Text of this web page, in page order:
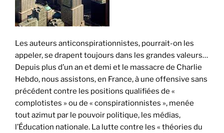
Les auteurs anticonspirationnistes, pourrait-on les
appeler, se drapent toujours dans les grandes valeurs…
Depuis plus d’un an et demi et le massacre de Charlie
Hebdo, nous assistons, en France, à une offensive sans
précédent contre les positions qualifiées de «
complotistes » ou de « conspirationnistes », menée
tout azimut par le pouvoir politique, les médias,
l’Éducation nationale. La lutte contre les « théories du